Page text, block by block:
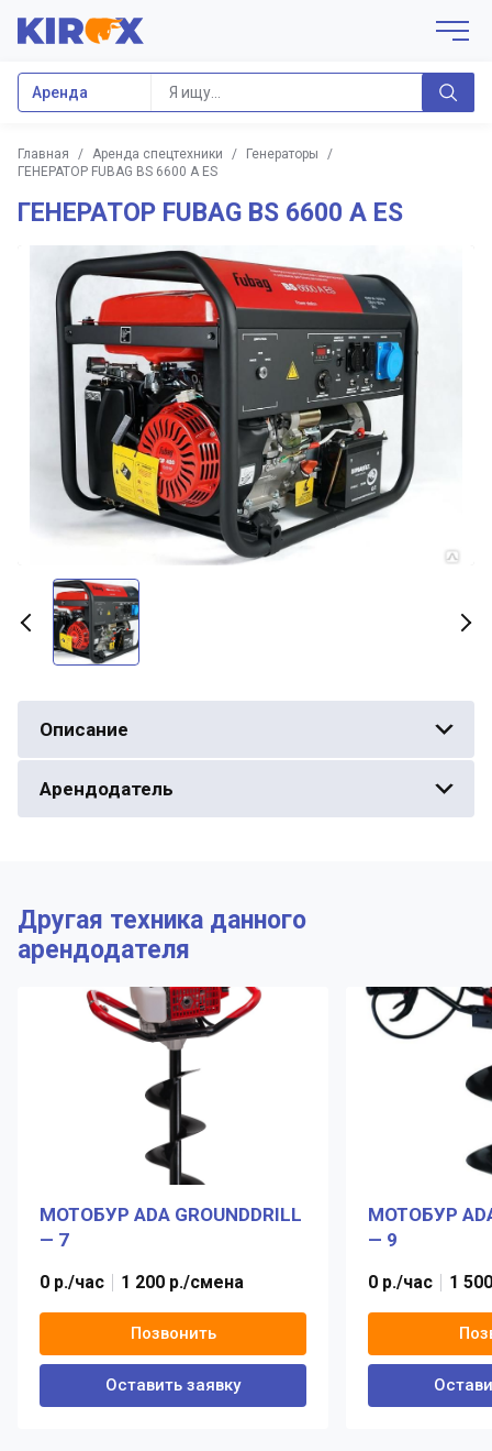
Аренда
Главная / Аренда спецтехники / Генераторы
/
ГЕНЕРАТОР FUBAG BS 6600 A ES
ГЕНЕРАТОР FUBAG BS 6600 A ES
Описание
Арендодатель
Другая техника данного
арендодателя
МОТОБУР ADA GROUNDDRILL
— 7
0 р./час 1 200 р./смена
Позвонить
Оставить заявку
МОТОБУР
— 9
0 р./час 1